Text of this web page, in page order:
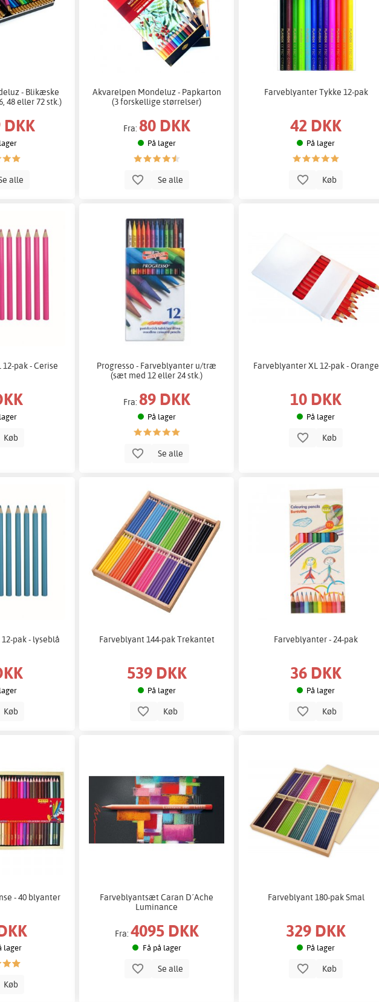
- Blikæske
48 eller 72 stk.)
DKK
alle
Akvarelpen Mondeluz - Papkarton
(3 forskellige størrelser)
Fra: 80 DKK
På lager
Se alle
Farveblyanter Tykke 12-pak
42 DKK
På lager
Køb
pak - Cerise
Køb
Progresso - Farveblyanter u/træ
(sæt med 12 eller 24 stk.)
Fra: 89 DKK
På lager
Se alle
Farveblyanter XL 12-pak - Orange
10 DKK
På lager
Køb
pak - lyseblå
Køb
Farveblyant 144-pak Trekantet
539 DKK
På lager
Køb
Farveblyanter - 24-pak
36 DKK
På lager
Køb
- 40 blyanter
lager
Køb
Farveblyantsæt Caran D´Ache
Luminance
Fra: 4095 DKK
Få på lager
Se alle
Farveblyant 180-pak Smal
329 DKK
På lager
Køb